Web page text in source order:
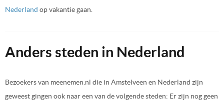
Nederland op vakantie gaan.
Anders steden in Nederland
Bezoekers van meenemen.nl die in Amstelveen en Nederland zijn
geweest gingen ook naar een van de volgende steden: Er zijn nog geen